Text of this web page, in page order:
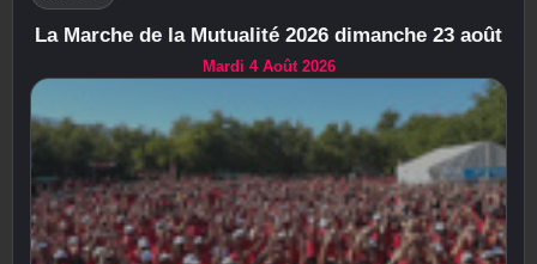
La Marche de la Mutualité 2026 dimanche 23 août
Mardi 4 Août 2026